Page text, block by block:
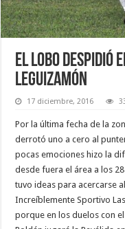
El Lobo despidió
Leguizamón
17 diciembre, 2016
Por la última fecha de la
derrotó uno a cero al
pocas emociones hizo la
desde fuera el área a los
tuvo ideas para acercarse
Increíblemente Sportivo
porque en los duelos con